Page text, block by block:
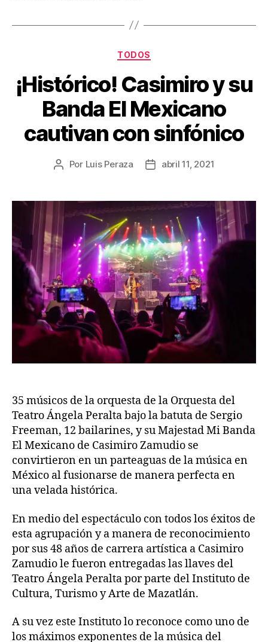
TODOS
¡Histórico! Casimiro y su
Banda El Mexicano
cautivan con sinfónico
Por Luis Peraza abril 11, 2021
35 músicos de la orquesta de la Orquesta del
Teatro Ángela Peralta bajo la batuta de Sergio
Freeman, 12 bailarines, y su Majestad Mi Banda
El Mexicano de Casimiro Zamudio se
convirtieron en un parteaguas de la música en
México al fusionarse de manera perfecta en
una velada histórica.
En medio del espectáculo con todos los éxitos de
esta agrupación y a manera de reconocimiento
por sus 48 años de carrera artística a Casimiro
Zamudio le fueron entregadas las llaves del
Teatro Ángela Peralta por parte del Instituto de
Cultura, Turismo y Arte de Mazatlán.
A su vez este Instituto lo reconoce como uno de
los máximos exponentes de la música del